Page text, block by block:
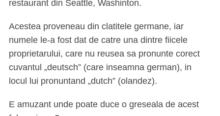
restaurant din Seattle, Washinton.
Acestea proveneau din clatitele germane, iar
numele le-a fost dat de catre una dintre fiicele
proprietarului, care nu reusea sa pronunte corect
cuvantul „deutsch” (care inseamna german), in
locul lui pronuntand „dutch” (olandez).
E amuzant unde poate duce o greseala de acest